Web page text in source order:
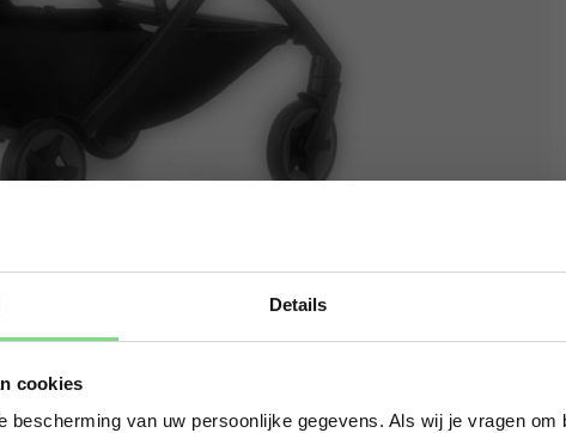
Details
cookies
bescherming van uw persoonlijke gegevens. Als wij je vragen om